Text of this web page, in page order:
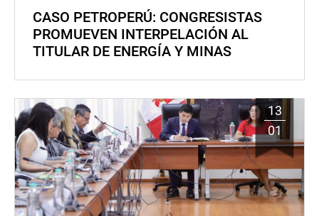
CASO PETROPERÚ: CONGRESISTAS
PROMUEVEN INTERPELACIÓN AL
TITULAR DE ENERGÍA Y MINAS
13
01